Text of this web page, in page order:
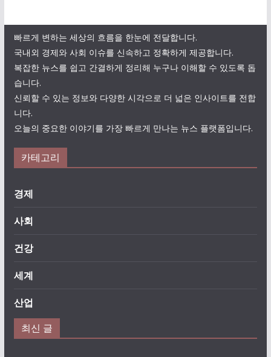
빠르게 변하는 세상의 흐름을 한눈에 전달합니다.
국내외 경제와 사회 이슈를 신속하고 정확하게 제공합니다.
복잡한 뉴스를 쉽고 간결하게 정리해 누구나 이해할 수 있도록 돕
습니다.
신뢰할 수 있는 정보와 다양한 시각으로 더 넓은 인사이트를 전합
니다.
오늘의 중요한 이야기를 가장 빠르게 만나는 뉴스 플랫폼입니다.
카테고리
경제
사회
건강
세계
산업
최신 글